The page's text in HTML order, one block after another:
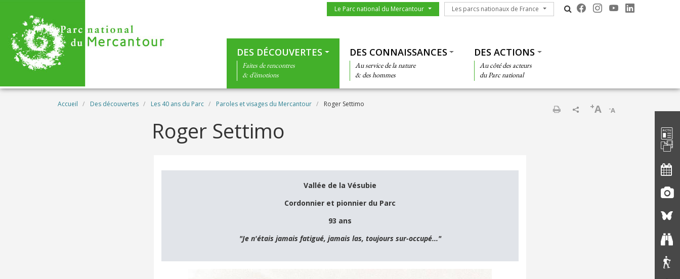
Menu du parc
Le Parc national du Mercantour Les parcs nationaux de France
Les parcs nationaux de France
DES DÉCOUVERTES
Faites de rencontres
& d’émotions
DES CONNAISSANCES
Au service de la nature
& des hommes
DES ACTIONS
Au côté des acteurs
du Parc national
Fil d'Ariane
Accueil Des découvertes Les 40 ans du Parc Paroles et visages du Mercantour Roger Settimo
-A
+A
Roger Settimo
Vallée de la Vésubie
Cordonnier et pionnier du Parc
93 ans
"Je n'étais jamais fatigué, jamais las, toujours sur-occupé..."